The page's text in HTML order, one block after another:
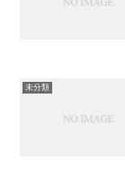
未分類